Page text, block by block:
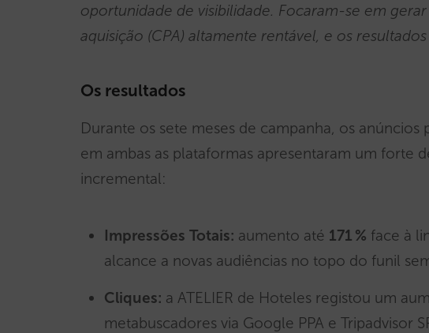
oportunidade de visibilidade. Focaram-se em
aquisição (CPA) altamente rentável, e os resultados
Os resultados
Durante os sete meses de campanha, os anúncios
em ambas as plataformas apresentaram um forte
incremental:
Impressões Totais: aumento até 171 % face à
alcance a novas audiências no topo do funil
Cliques: a ATELIER de Hoteles registou um
metabuscadores via Google PPA e Tripadvisor